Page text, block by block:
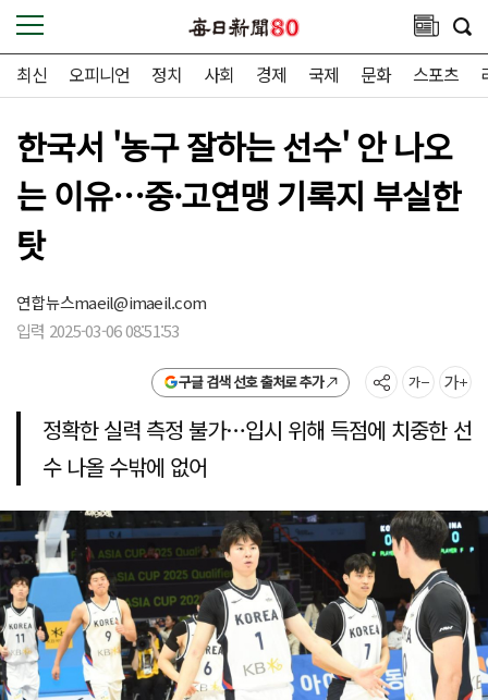
최신 오피니언 정치 사회 경제 국제 문화 스포츠
한국서 '농구 잘하는 선수' 안 나오
는 이유…중·고연맹 기록지 부실한
탓
연합뉴스maeil@imaeil.com
입력 2025-03-06 08:51:53
구글 검색 선호 출처로 추가
정확한 실력 측정 불가…입시 위해 득점에 치중한 선
수 나올 수밖에 없어